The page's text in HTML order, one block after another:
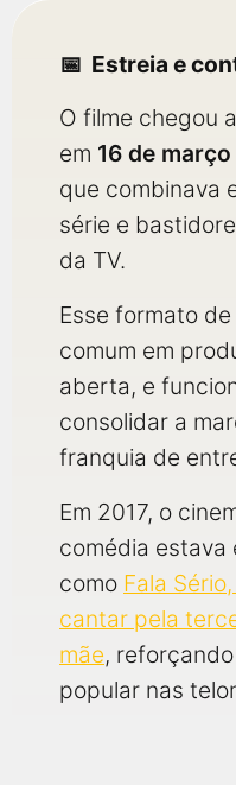
Estreia e
O filme chegou
em 16 de
que combinava
série e
da TV.
Esse formato
comum em
aberta, e
consolidar a
franquia de
Em 2017, o
comédia estava
como Fala
cantar pela
mãe,
popular nas